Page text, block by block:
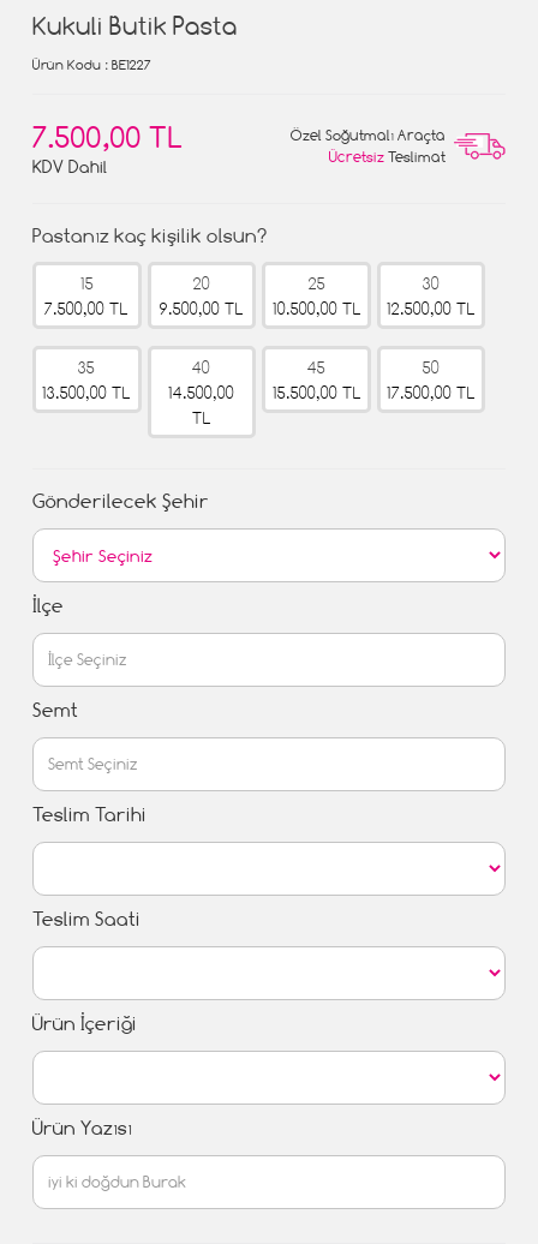
Kukuli Butik Pasta
Ürün Kodu : BE1227
7.500,00 TL
KDV Dahil
Özel Soğutmalı Araçta
Ücretsiz Teslimat
Pastanız kaç kişilik olsun?
15
7.500,00 TL
20
9.500,00 TL
25
10.500,00 TL
30
12.500,00 TL
35
13.500,00 TL
40
14.500,00
TL
45
15.500,00 TL
50
17.500,00 TL
Gönderilecek Şehir
İlçe
Semt
Teslim Tarihi
Teslim Saati
Ürün İçeriği
Ürün Yazısı